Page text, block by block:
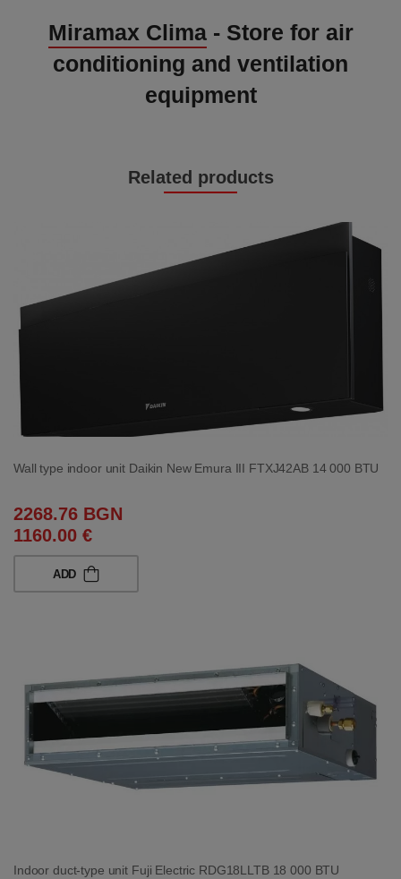
Miramax Clima- Store for air
conditioning and ventilation
equipment
Related products
Wall type indoor unit Daikin New Emura III FTXJ42AB 14 000 BTU
2268.76 BGN
1160.00 €
ADD
Indoor duct-type unit Fuji Electric RDG18LLTB 18 000 BTU